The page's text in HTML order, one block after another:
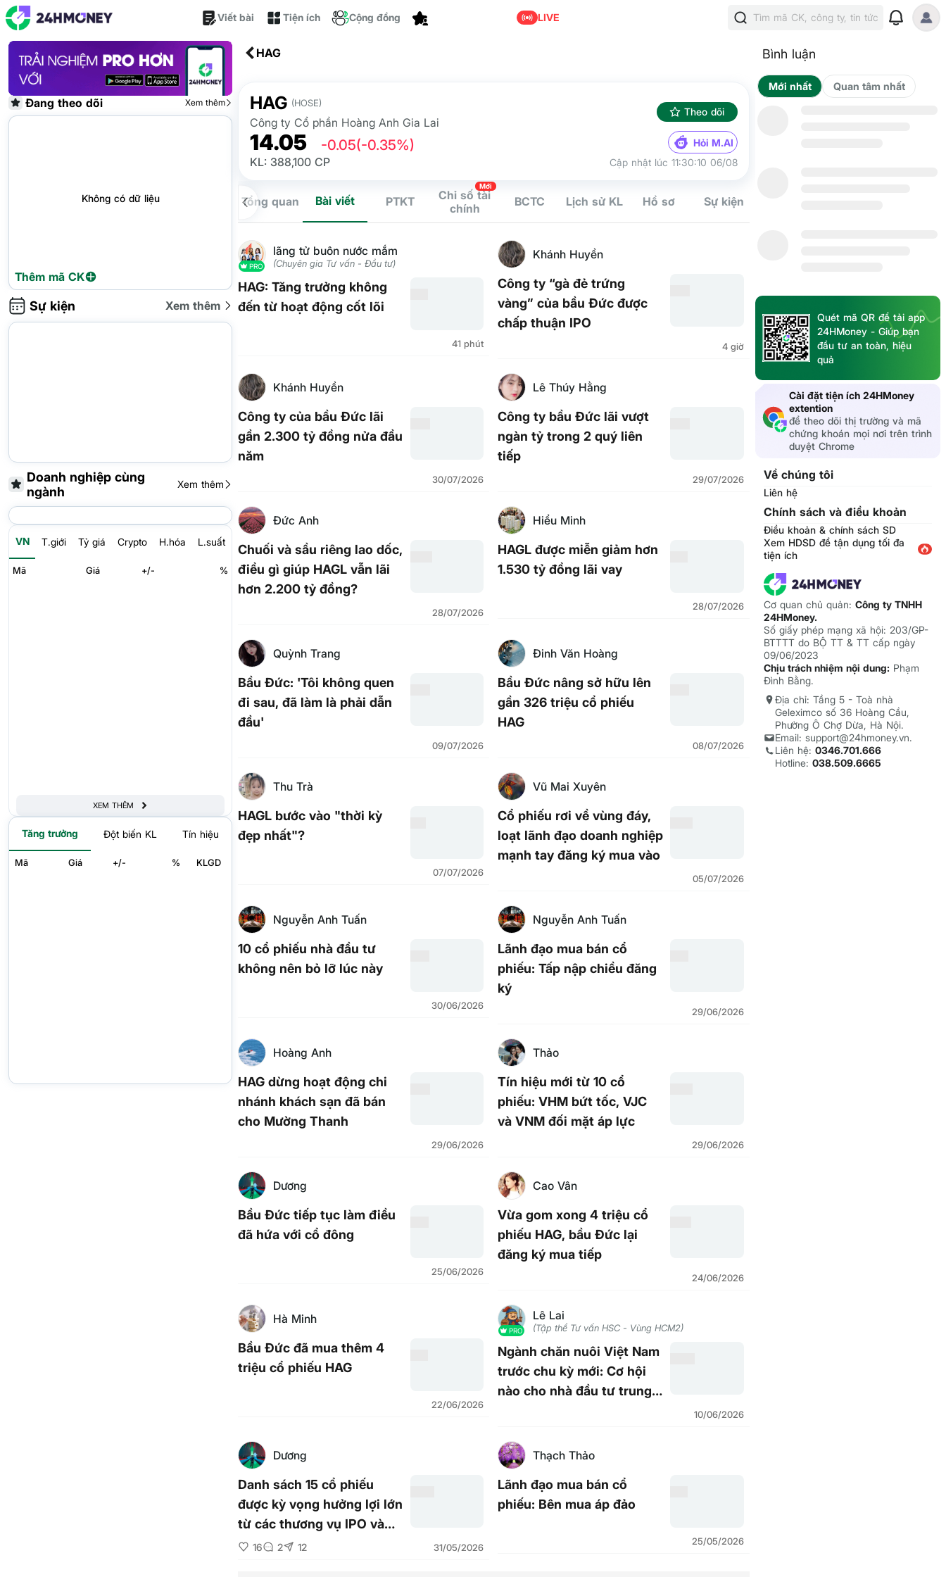
Viết bài Tiện ích Cộng đồng LIVE Tìm mã CK, công ty, tin tức
Đang theo dõi Xem thêm
Không có dữ liệu
Thêm mã CK
Sự kiện Xem thêm
Doanh nghiệp cùng
ngành
Xem thêm
VN T.giới Tỷ giá Crypto H.hóa L.suất
Mã Giá +/- %
XEM THÊM
Tăng trưởng Đột biến KL Tín hiệu
Mã Giá +/- % KLGD
HAG
HAG (HOSE)
Công ty Cổ phần Hoàng Anh Gia Lai
Theo dõi
14.05 -0.05(-0.35%) Hỏi M.AI
KL: 388,100 CP Cập nhật lúc 11:30:10 06/08
Tổng quan Bài viết PTKT
Chỉ số tài
chính
Mới
BCTC Lịch sử KL Hồ sơ Sự kiện
PRO
lãng tử buôn nước mắm
(Chuyên gia Tư vấn - Đầu tư)
HAG: Tăng trưởng không
đến từ hoạt động cốt lõi
41 phút
Khánh Huyền
Công ty “gà đẻ trứng
vàng” của bầu Đức được
chấp thuận IPO
4 giờ
Khánh Huyền
Công ty của bầu Đức lãi
gần 2.300 tỷ đồng nửa đầu
năm
30/07/2026
Lê Thúy Hằng
Công ty bầu Đức lãi vượt
ngàn tỷ trong 2 quý liên
tiếp
29/07/2026
Đức Anh
Chuối và sầu riêng lao dốc,
điều gì giúp HAGL vẫn lãi
hơn 2.200 tỷ đồng?
28/07/2026
Hiểu Minh
HAGL được miễn giảm hơn
1.530 tỷ đồng lãi vay
28/07/2026
Quỳnh Trang
Bầu Đức: 'Tôi không quen
đi sau, đã làm là phải dẫn
đầu'
09/07/2026
Đinh Văn Hoàng
Bầu Đức nâng sở hữu lên
gần 326 triệu cổ phiếu
HAG
08/07/2026
Thu Trà
HAGL bước vào "thời kỳ
đẹp nhất"?
07/07/2026
Vũ Mai Xuyên
Cổ phiếu rơi về vùng đáy,
loạt lãnh đạo doanh nghiệp
mạnh tay đăng ký mua vào
05/07/2026
Nguyễn Anh Tuấn
10 cổ phiếu nhà đầu tư
không nên bỏ lỡ lúc này
30/06/2026
Nguyễn Anh Tuấn
Lãnh đạo mua bán cổ
phiếu: Tấp nập chiều đăng
ký
29/06/2026
Hoàng Anh
HAG dừng hoạt động chi
nhánh khách sạn đã bán
cho Mường Thanh
29/06/2026
Thảo
Tín hiệu mới từ 10 cổ
phiếu: VHM bứt tốc, VJC
và VNM đối mặt áp lực
29/06/2026
Dương
Bầu Đức tiếp tục làm điều
đã hứa với cổ đông
25/06/2026
Cao Vân
Vừa gom xong 4 triệu cổ
phiếu HAG, bầu Đức lại
đăng ký mua tiếp
24/06/2026
Hà Minh
Bầu Đức đã mua thêm 4
triệu cổ phiếu HAG
22/06/2026
PRO
Lê Lai
(Tập thể Tư vấn HSC - Vùng HCM2)
Ngành chăn nuôi Việt Nam
trước chu kỳ mới: Cơ hội
nào cho nhà đầu tư trung –
10/06/2026
Dương
Danh sách 15 cổ phiếu
được kỳ vọng hưởng lợi lớn
từ các thương vụ IPO và
tăng vốn
16 2 12 31/05/2026
Thạch Thảo
Lãnh đạo mua bán cổ
phiếu: Bên mua áp đảo
25/05/2026
Bình luận
Mới nhất
Quét mã QR để tải app
24HMoney - Giúp bạn
đầu tư an toàn, hiệu
quả
Cài đặt tiện ích 24HMoney
extention
để theo dõi thị trường và mã
chứng khoán mọi nơi trên trình
duyệt Chrome
Về chúng tôi
Liên hệ
Chính sách và điều khoản
Điều khoản & chính sách SD
Xem HDSD để tận dụng tối đa
tiện ích
Cơ quan chủ quản: Công ty TNHH
24HMoney.
Số giấy phép mạng xã hội: 203/GP-
BTTTT do BỘ TT & TT cấp ngày
09/06/2023
Chịu trách nhiệm nội dung: Phạm
Đình Bằng.
Địa chỉ: Tầng 5 - Toà nhà
Geleximco số 36 Hoàng Cầu,
Phường Ô Chợ Dừa, Hà Nội.
Email: support@24hmoney.vn.
Liên hệ: 0346.701.666
Hotline: 038.509.6665